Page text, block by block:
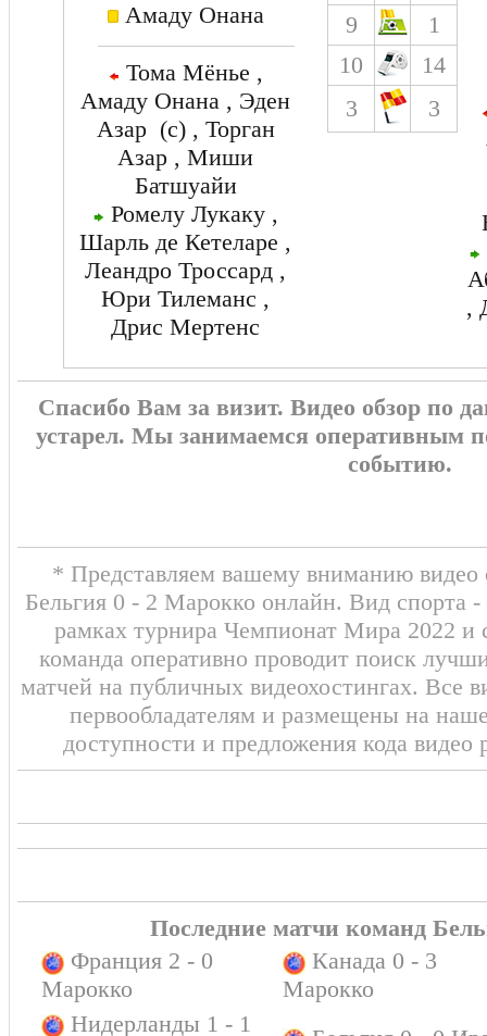
Амаду Онана
Тома Мёнье ,
Амаду Онана , Эден
Азар (c) , Торган
Азар , Миши
Батшуайи
Ромелу Лукаку ,
Шарль де Кетеларе ,
Леандро Троссард ,
Юри Тилеманс ,
Дрис Мертенс
9
1
10
14
3
3
,
Спасибо Вам за визит. Видео обзор по
устарел. Мы занимаемся оперативным
событию.
* Представляем вашему вниманию видео
Бельгия 0 - 2 Марокко онлайн. Вид спорта
рамках турнира Чемпионат Мира 2022 и
команда оперативно проводит поиск
матчей на публичных видеохостингах. Все
первообладателям и размещены на
доступности и предложения кода видео
Последние матчи команд
Франция 2 - 0
Марокко
Канада 0 - 3
Марокко
Нидерланды 1 - 1